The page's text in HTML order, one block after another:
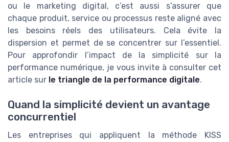
ou le marketing digital, c’est aussi s’assurer que
chaque produit, service ou processus reste aligné avec
les besoins réels des utilisateurs. Cela évite la
dispersion et permet de se concentrer sur l’essentiel.
Pour approfondir l’impact de la simplicité sur la
performance numérique, je vous invite à consulter cet
article sur le triangle de la performance digitale.
Quand la simplicité devient un avantage
concurrentiel
Les entreprises qui appliquent la méthode KISS